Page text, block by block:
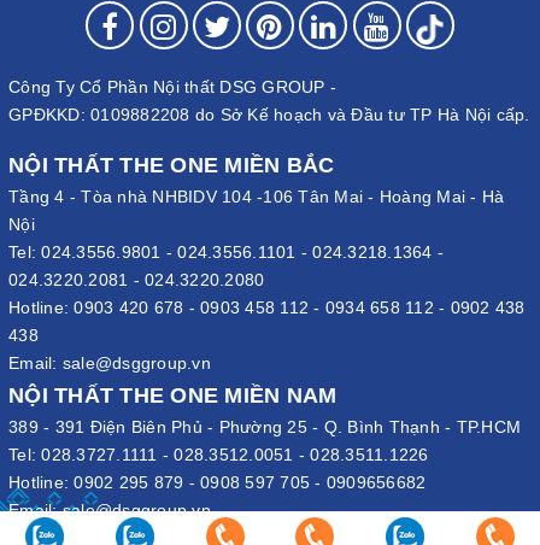
Công Ty Cổ Phần Nội thất DSG GROUP -
GPĐKKD: 0109882208 do Sở Kế hoạch và Đầu tư TP Hà Nội cấp.
NỘI THẤT THE ONE MIỀN BẮC
Tầng 4 - Tòa nhà NHBIDV 104 -106 Tân Mai - Hoàng Mai - Hà
Nội
Tel:024.3556.9801 -024.3556.1101 -024.3218.1364 -
024.3220.2081 - 024.3220.2080
Hotline:0903 420 678 - 0903 458 112 - 0934 658 112 - 0902 438
438
Email: sale@dsggroup.vn
NỘI THẤT THE ONE MIỀN NAM
389 - 391 Điện Biên Phủ - Phường 25 - Q. Bình Thạnh - TP.HCM
Tel:028.3727.1111 -028.3512.0051 -028.3511.1226
Hotline:0902 295 879 - 0908 597 705 - 0909656682
Email:sale@dsggroup.vn